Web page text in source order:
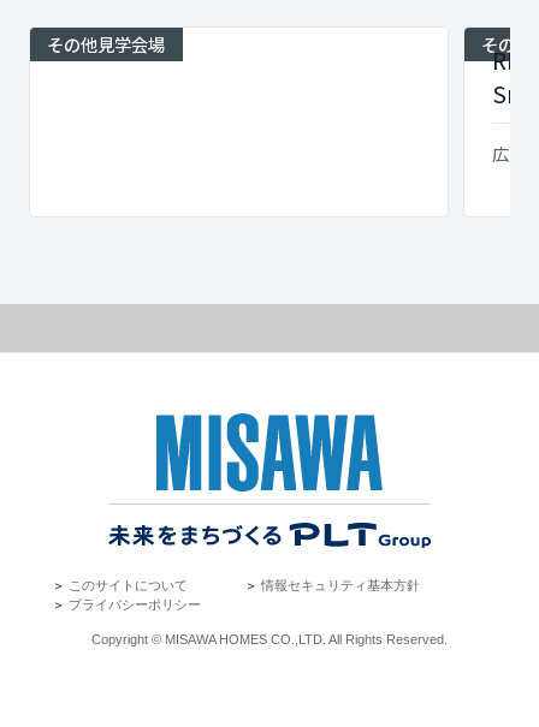
その他見学会場 その他
広島
＞ このサイトについて ＞情報セキュリティ基本方針
＞ プライバシーポリシー
Copyright © MISAWA HOMES CO.,LTD. All Rights Reserved.